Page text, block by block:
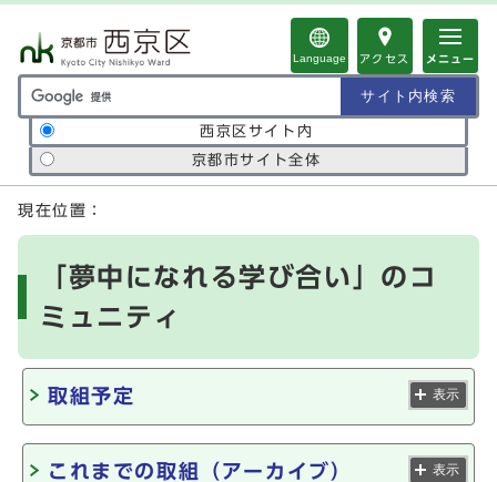
Language アクセス メニュー
サイト内検索の範囲
西京区サイト内
京都市サイト全体
ここから本文です
現在位置：
「夢中になれる学び合い」のコ
ミュニティ
取組予定 表示
これまでの取組（アーカイブ） 表示